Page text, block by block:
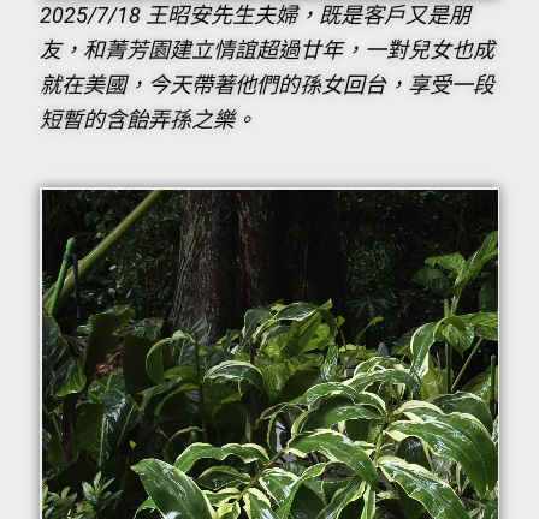
2025/7/18 王昭安先生夫婦，既是客戶又是朋
友，和菁芳園建立情誼超過廿年，一對兒女也成
就在美國，今天帶著他們的孫女回台，享受一段
短暫的含飴弄孫之樂。